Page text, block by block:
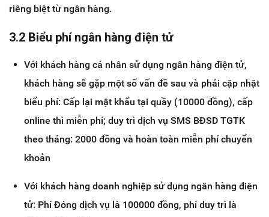
riêng biệt từ ngân hàng.
3.2 Biểu phí ngân hàng điện tử
Với khách hàng cá nhân sử dụng ngân hàng điện tử,
khách hàng sẽ gặp một số vấn đề sau và phải cập nhật
biểu phí: Cấp lại mật khẩu tại quầy (10000 đồng), cấp
online thì miễn phí; duy trì dịch vụ SMS BĐSD TGTK
theo tháng: 2000 đồng và hoàn toàn miễn phí chuyển
khoản
Với khách hàng doanh nghiệp sử dụng ngân hàng điện
tử: Phí Đóng dịch vụ là 100000 đồng, phí duy trì là